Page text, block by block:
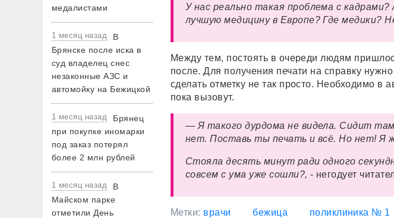
медалистами
1 месяц назад
В
Брянске после иска в
суд владелец снес
незаконные АЗС и
автомойку на Бежицкой
1 месяц назад
Брянец
при покупке иномарки
под заказ потерял
более 2 млн рублей
1 месяц назад
В
Майском парке
отметили День
У нас реально такая проблема с кадрами?
лучшую медицину в Европе? Где медики?
Между тем, постоять в очереди людям
после. Для получения печати на справку нужно
сделать отметку не так просто. Необходимо в
пока вызовут.
— Я такого дурдома не видела. Сидит
нет. Поставь ты печать и всё. Но нет! Я
Стояла десять минут ради одного
совсем с ума уже сошли?, - негодует
Метки: врачи бежица поликлиника № 1